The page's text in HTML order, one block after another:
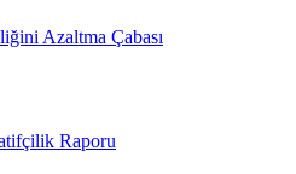
Azaltma Çabası
Raporu